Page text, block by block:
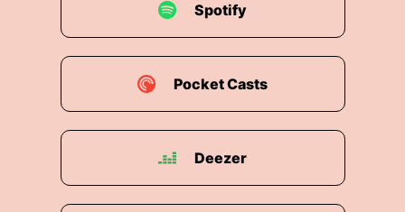
Spotify
Pocket Casts
Deezer